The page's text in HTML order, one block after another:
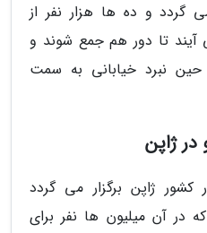
گردد و ده ها هزار نفر از
تا دور هم جمع شوند و
حین نبرد خیابانی به سمت
ژاپن برگزار می گردد
در آن میلیون ها نفر برای